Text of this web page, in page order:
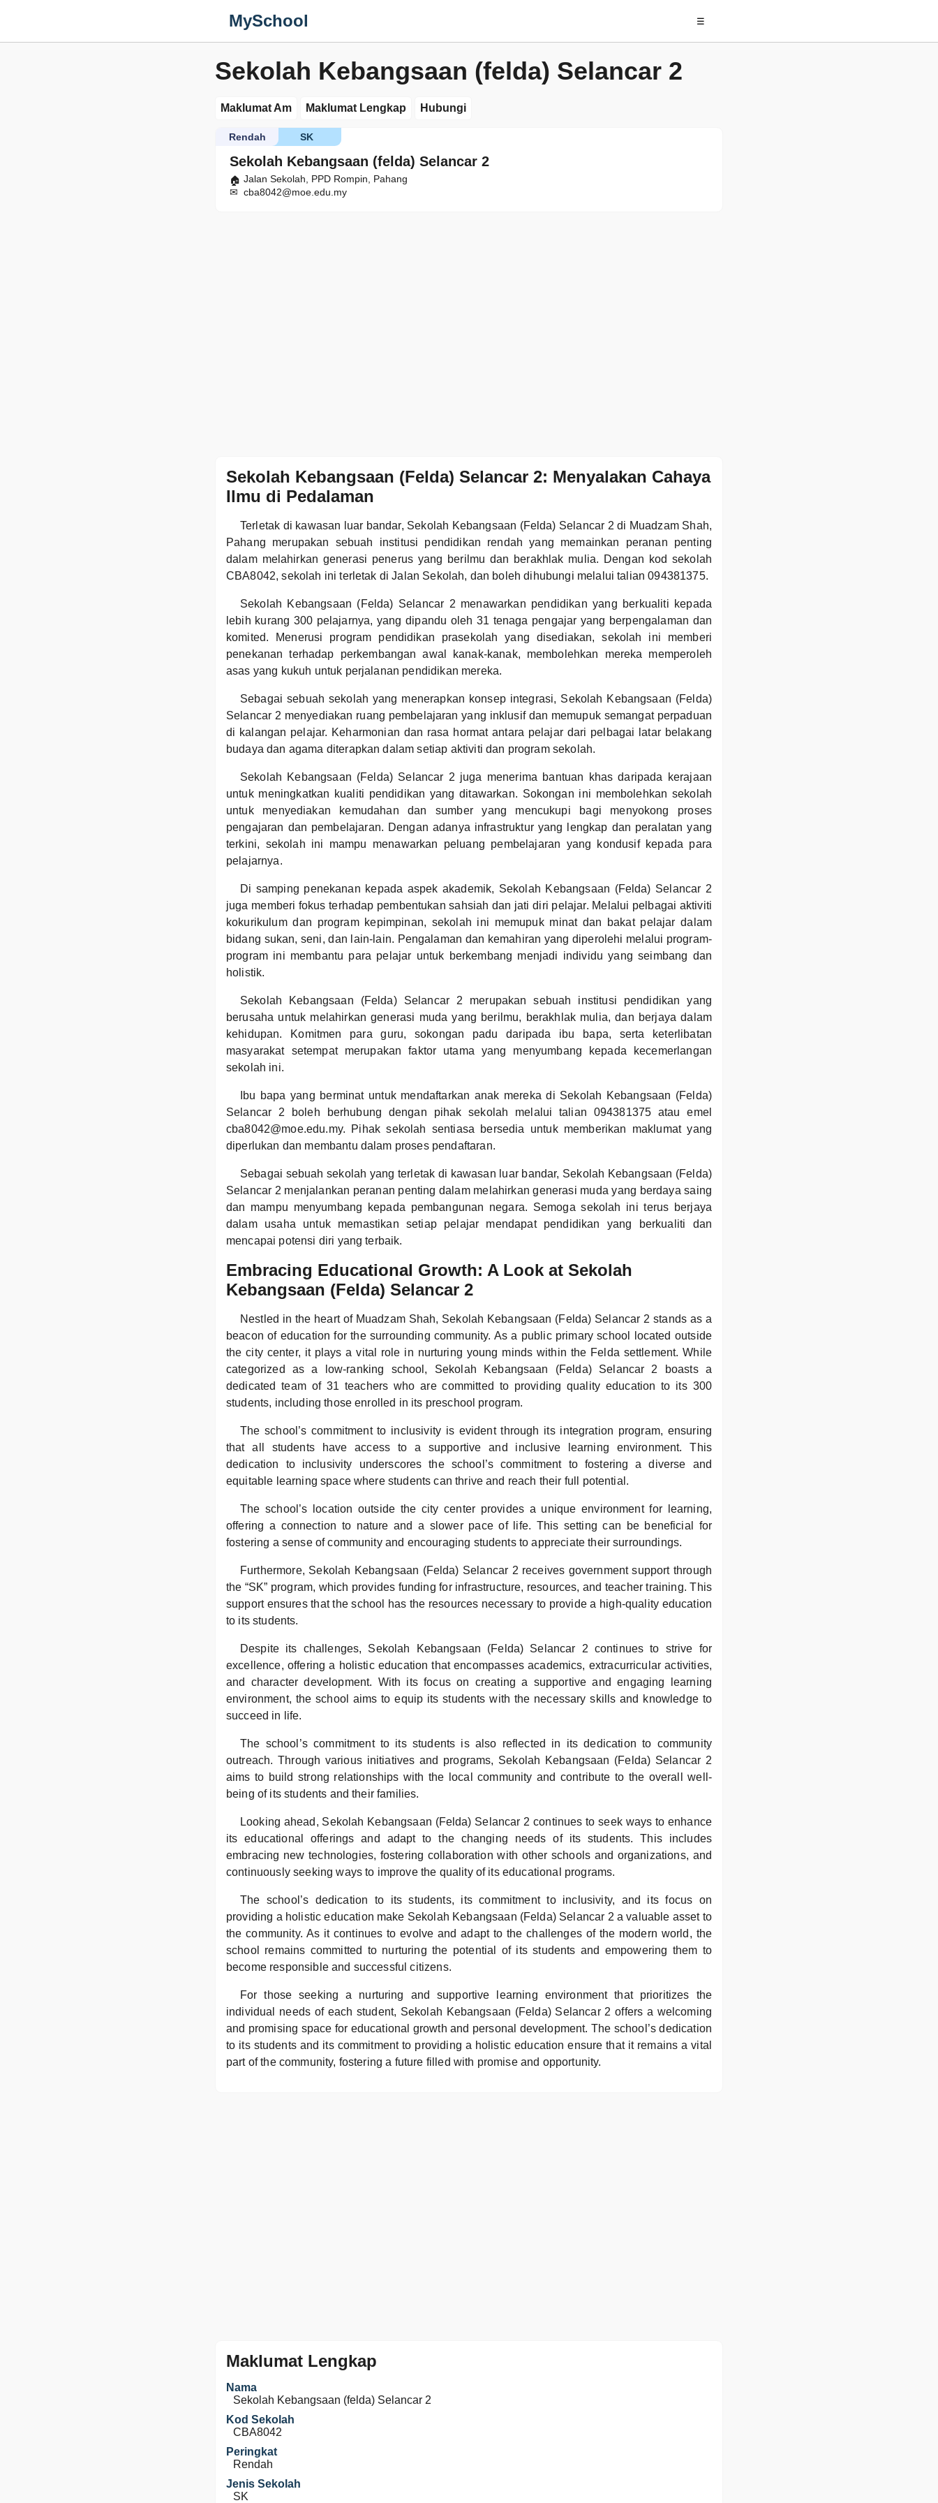
MySchool ☰
Sekolah Kebangsaan (felda) Selancar 2
Maklumat Am Maklumat Lengkap Hubungi
Sekolah Kebangsaan (felda) Selancar 2
SK
Rendah
Jalan Sekolah, PPD Rompin, Pahang
cba8042@moe.edu.my
Sekolah Kebangsaan (Felda) Selancar 2: Menyalakan Cahaya
Ilmu di Pedalaman
Terletak di kawasan luar bandar, Sekolah Kebangsaan (Felda) Selancar 2 di Muadzam Shah,
Pahang merupakan sebuah institusi pendidikan rendah yang memainkan peranan penting
dalam melahirkan generasi penerus yang berilmu dan berakhlak mulia. Dengan kod sekolah
CBA8042, sekolah ini terletak di Jalan Sekolah, dan boleh dihubungi melalui talian 094381375.
Sekolah Kebangsaan (Felda) Selancar 2 menawarkan pendidikan yang berkualiti kepada
lebih kurang 300 pelajarnya, yang dipandu oleh 31 tenaga pengajar yang berpengalaman dan
komited. Menerusi program pendidikan prasekolah yang disediakan, sekolah ini memberi
penekanan terhadap perkembangan awal kanak-kanak, membolehkan mereka memperoleh
asas yang kukuh untuk perjalanan pendidikan mereka.
Sebagai sebuah sekolah yang menerapkan konsep integrasi, Sekolah Kebangsaan (Felda)
Selancar 2 menyediakan ruang pembelajaran yang inklusif dan memupuk semangat perpaduan
di kalangan pelajar. Keharmonian dan rasa hormat antara pelajar dari pelbagai latar belakang
budaya dan agama diterapkan dalam setiap aktiviti dan program sekolah.
Sekolah Kebangsaan (Felda) Selancar 2 juga menerima bantuan khas daripada kerajaan
untuk meningkatkan kualiti pendidikan yang ditawarkan. Sokongan ini membolehkan sekolah
untuk menyediakan kemudahan dan sumber yang mencukupi bagi menyokong proses
pengajaran dan pembelajaran. Dengan adanya infrastruktur yang lengkap dan peralatan yang
terkini, sekolah ini mampu menawarkan peluang pembelajaran yang kondusif kepada para
pelajarnya.
Di samping penekanan kepada aspek akademik, Sekolah Kebangsaan (Felda) Selancar 2
juga memberi fokus terhadap pembentukan sahsiah dan jati diri pelajar. Melalui pelbagai aktiviti
kokurikulum dan program kepimpinan, sekolah ini memupuk minat dan bakat pelajar dalam
bidang sukan, seni, dan lain-lain. Pengalaman dan kemahiran yang diperolehi melalui program-
program ini membantu para pelajar untuk berkembang menjadi individu yang seimbang dan
holistik.
Sekolah Kebangsaan (Felda) Selancar 2 merupakan sebuah institusi pendidikan yang
berusaha untuk melahirkan generasi muda yang berilmu, berakhlak mulia, dan berjaya dalam
kehidupan. Komitmen para guru, sokongan padu daripada ibu bapa, serta keterlibatan
masyarakat setempat merupakan faktor utama yang menyumbang kepada kecemerlangan
sekolah ini.
Ibu bapa yang berminat untuk mendaftarkan anak mereka di Sekolah Kebangsaan (Felda)
Selancar 2 boleh berhubung dengan pihak sekolah melalui talian 094381375 atau emel
cba8042@moe.edu.my. Pihak sekolah sentiasa bersedia untuk memberikan maklumat yang
diperlukan dan membantu dalam proses pendaftaran.
Sebagai sebuah sekolah yang terletak di kawasan luar bandar, Sekolah Kebangsaan (Felda)
Selancar 2 menjalankan peranan penting dalam melahirkan generasi muda yang berdaya saing
dan mampu menyumbang kepada pembangunan negara. Semoga sekolah ini terus berjaya
dalam usaha untuk memastikan setiap pelajar mendapat pendidikan yang berkualiti dan
mencapai potensi diri yang terbaik.
Embracing Educational Growth: A Look at Sekolah
Kebangsaan (Felda) Selancar 2
Nestled in the heart of Muadzam Shah, Sekolah Kebangsaan (Felda) Selancar 2 stands as a
beacon of education for the surrounding community. As a public primary school located outside
the city center, it plays a vital role in nurturing young minds within the Felda settlement. While
categorized as a low-ranking school, Sekolah Kebangsaan (Felda) Selancar 2 boasts a
dedicated team of 31 teachers who are committed to providing quality education to its 300
students, including those enrolled in its preschool program.
The school’s commitment to inclusivity is evident through its integration program, ensuring
that all students have access to a supportive and inclusive learning environment. This
dedication to inclusivity underscores the school’s commitment to fostering a diverse and
equitable learning space where students can thrive and reach their full potential.
The school’s location outside the city center provides a unique environment for learning,
offering a connection to nature and a slower pace of life. This setting can be beneficial for
fostering a sense of community and encouraging students to appreciate their surroundings.
Furthermore, Sekolah Kebangsaan (Felda) Selancar 2 receives government support through
the “SK” program, which provides funding for infrastructure, resources, and teacher training. This
support ensures that the school has the resources necessary to provide a high-quality education
to its students.
Despite its challenges, Sekolah Kebangsaan (Felda) Selancar 2 continues to strive for
excellence, offering a holistic education that encompasses academics, extracurricular activities,
and character development. With its focus on creating a supportive and engaging learning
environment, the school aims to equip its students with the necessary skills and knowledge to
succeed in life.
The school’s commitment to its students is also reflected in its dedication to community
outreach. Through various initiatives and programs, Sekolah Kebangsaan (Felda) Selancar 2
aims to build strong relationships with the local community and contribute to the overall well-
being of its students and their families.
Looking ahead, Sekolah Kebangsaan (Felda) Selancar 2 continues to seek ways to enhance
its educational offerings and adapt to the changing needs of its students. This includes
embracing new technologies, fostering collaboration with other schools and organizations, and
continuously seeking ways to improve the quality of its educational programs.
The school’s dedication to its students, its commitment to inclusivity, and its focus on
providing a holistic education make Sekolah Kebangsaan (Felda) Selancar 2 a valuable asset to
the community. As it continues to evolve and adapt to the challenges of the modern world, the
school remains committed to nurturing the potential of its students and empowering them to
become responsible and successful citizens.
For those seeking a nurturing and supportive learning environment that prioritizes the
individual needs of each student, Sekolah Kebangsaan (Felda) Selancar 2 offers a welcoming
and promising space for educational growth and personal development. The school’s dedication
to its students and its commitment to providing a holistic education ensure that it remains a vital
part of the community, fostering a future filled with promise and opportunity.
Maklumat Lengkap
Nama
Sekolah Kebangsaan (felda) Selancar 2
Kod Sekolah
CBA8042
Peringkat
Rendah
Jenis Sekolah
SK